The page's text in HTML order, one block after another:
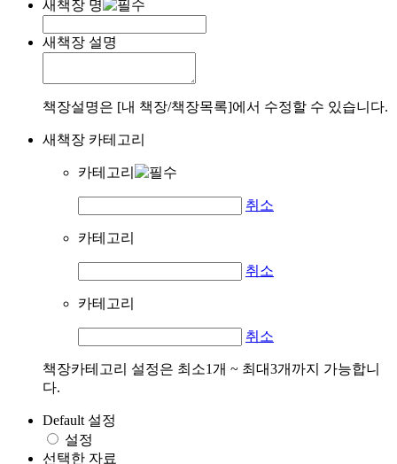
새책장 명
새책장 설명
책장설명은 [내 책장/책장목록]에서 수정할 수 있습니다.
새책장 카테고리
카테고리
취소
카테고리
취소
카테고리
취소
책장카테고리 설정은 최소1개 ~ 최대3개까지 가능합니
다.
Default 설정
설정
선택한 자료